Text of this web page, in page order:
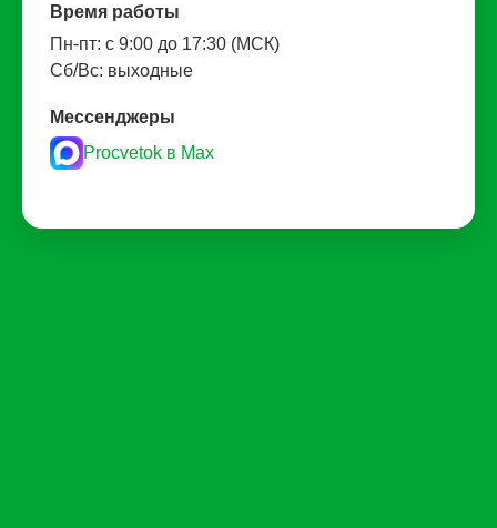
Время работы
Пн-пт: с 9:00 до 17:30 (МСК)
Сб/Вс: выходные
Мессенджеры
Procvetok в Max